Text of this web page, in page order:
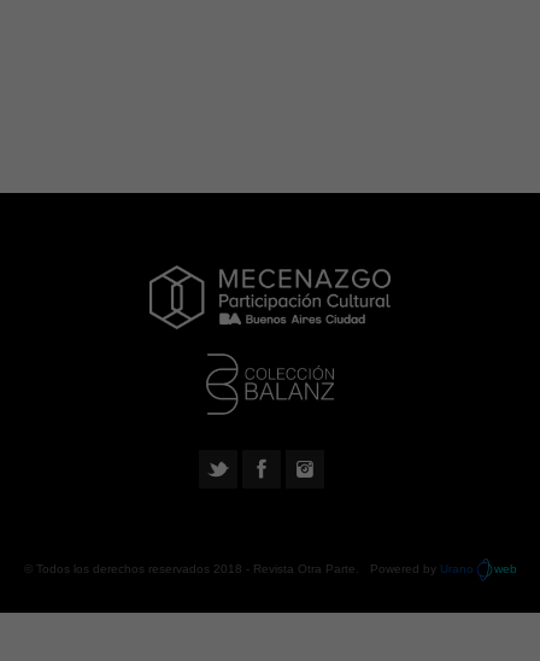
© Todos los derechos reservados 2018 - Revista Otra Parte . Powered by Urano web